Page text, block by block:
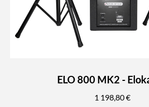
ELO 800 MK2 -
1 198,80 €